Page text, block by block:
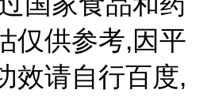
仅供参考,因平
效请自行百度,